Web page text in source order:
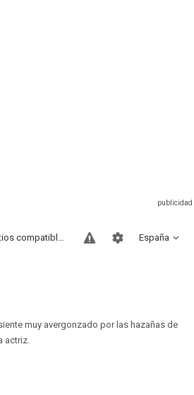
España
Sitios compatibles
muy avergonzado por las hazañas de
actriz.